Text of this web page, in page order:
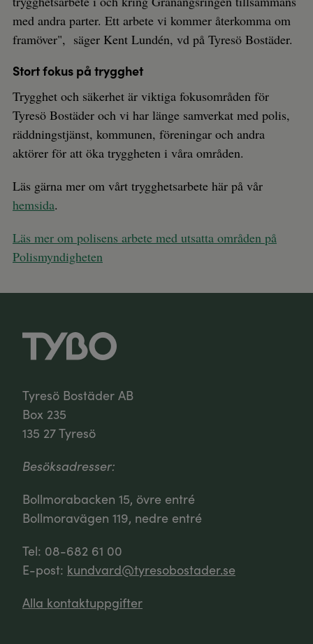
med andra parter. Ett arbete vi kommer återkomma om
framöver", säger Kent Lundén, vd på Tyresö Bostäder.
Stort fokus på trygghet
Trygghet och säkerhet är viktiga fokusområden för
Tyresö Bostäder och vi har länge samverkat med polis,
räddningstjänst, kommunen, föreningar och andra
aktörer för att öka tryggheten i våra områden.
Läs gärna mer om vårt trygghetsarbete här på vår
hemsida.
Läs mer om polisens arbete med utsatta områden på
Polismyndigheten
Tyresö Bostäder AB
Box 235
135 27 Tyresö
Besöksadresser:
Bollmorabacken 15, övre entré
Bollmoravägen 119, nedre entré
Tel: 08-682 61 00
E-post: kundvard@tyresobostader.se
Alla kontaktuppgifter